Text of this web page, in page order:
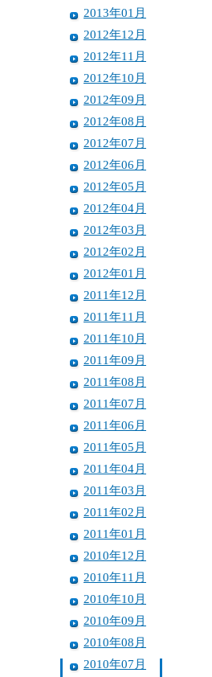
2013年01月
2012年12月
2012年11月
2012年10月
2012年09月
2012年08月
2012年07月
2012年06月
2012年05月
2012年04月
2012年03月
2012年02月
2012年01月
2011年12月
2011年11月
2011年10月
2011年09月
2011年08月
2011年07月
2011年06月
2011年05月
2011年04月
2011年03月
2011年02月
2011年01月
2010年12月
2010年11月
2010年10月
2010年09月
2010年08月
2010年07月